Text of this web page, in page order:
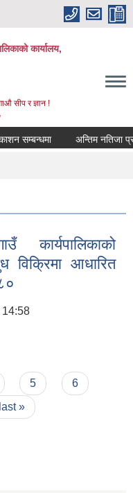
कार्यालय,
सीप र ज्ञान !
सम्बन्धमा अन्तिम नतिजा
कार्यपालिकाको
विक्रिमा आधारित
14:58
दुध विक्रिमा आधारित अनुदान
5
6
last »